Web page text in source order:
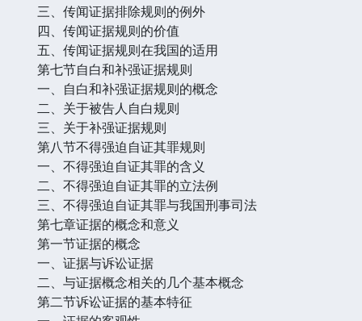
三、传闻证据排除规则的例外
四、传闻证据规则的价值
五、传闻证据规则在我国的适用
第七节自白和补强证据规则
一、自白和补强证据规则的概念
二、关于被告人自白规则
三、关于补强证据规则
第八节不得强迫自证其罪规则
一、不得强迫自证其罪的含义
二、不得强迫自证其罪的立法例
三、不得强迫自证其罪与我国刑事司法
第七章证据的概念和意义
第一节证据的概念
一、证据与诉讼证据
二、与证据概念相关的几个基本概念
第二节诉讼证据的基本特征